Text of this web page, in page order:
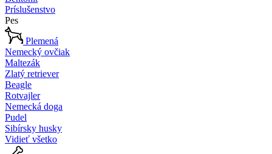
Príslušenstvo
Pes
Plemená
Nemecký ovčiak
Maltezák
Zlatý retriever
Beagle
Rotvajler
Nemecká doga
Pudel
Sibírsky husky
Vidieť všetko